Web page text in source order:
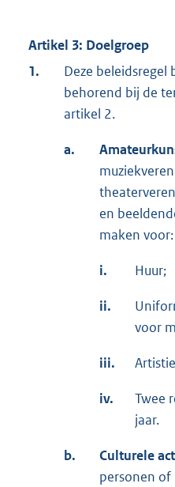
Artikel 3: Doelgroep
1.
Deze
behorend bij de
artikel 2.
a.
en
maken voor:
i. Huur;
ii.
voor
iii.
iv.
Twee
jaar.
b. Culturele
personen of